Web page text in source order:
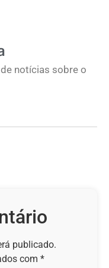
notícias sobre o
publicado.
com *